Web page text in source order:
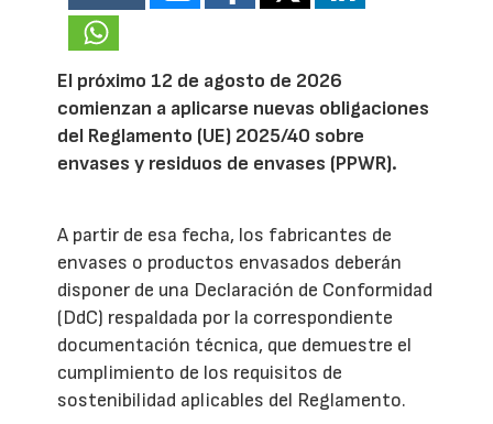
El próximo 12 de agosto de 2026
comienzan a aplicarse nuevas obligaciones
del Reglamento (UE) 2025/40 sobre
envases y residuos de envases (PPWR).
A partir de esa fecha, los fabricantes de
envases o productos envasados deberán
disponer de una Declaración de Conformidad
(DdC) respaldada por la correspondiente
documentación técnica, que demuestre el
cumplimiento de los requisitos de
sostenibilidad aplicables del Reglamento.